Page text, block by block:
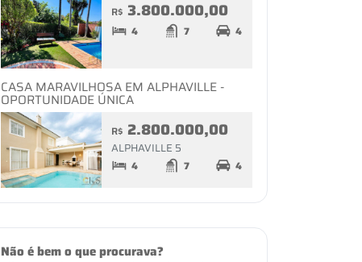
R$ 3.800.000,00
4 7 4
CASA MARAVILHOSA EM ALPHAVILLE -
OPORTUNIDADE ÚNICA
R$ 2.800.000,00
ALPHAVILLE 5
4 7 4
Não é bem o que procurava?